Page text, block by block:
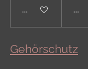
Bei Verfügbarkeit
In
Gehörschutz